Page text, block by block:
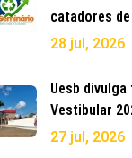
catadores
28 jul, 2026
Uesb
Vestibular
27 jul, 2026